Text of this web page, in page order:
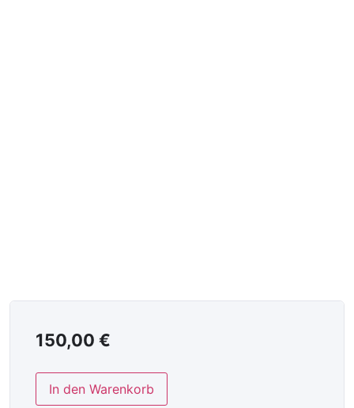
150,00 €
In den Warenkorb